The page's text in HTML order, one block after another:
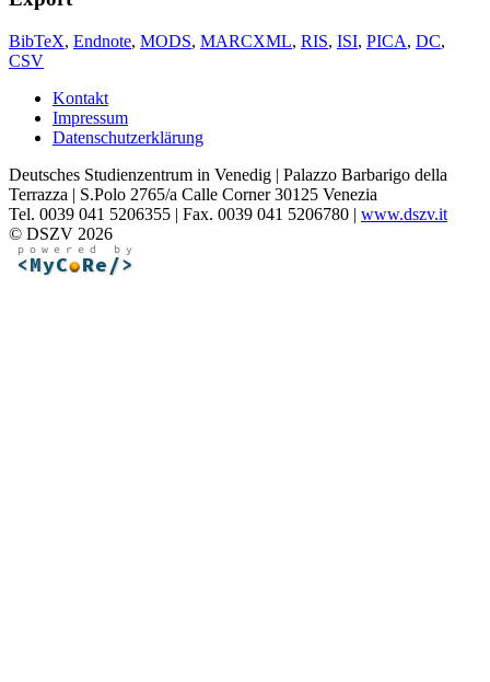
BibTeX, Endnote, MODS, MARCXML, RIS, ISI, PICA, DC,
CSV
Kontakt
Impressum
Datenschutzerklärung
Deutsches Studienzentrum in Venedig | Palazzo Barbarigo della
Terrazza | S.Polo 2765/a Calle Corner 30125 Venezia
Tel. 0039 041 5206355 | Fax. 0039 041 5206780 | www.dszv.it
© DSZV 2026